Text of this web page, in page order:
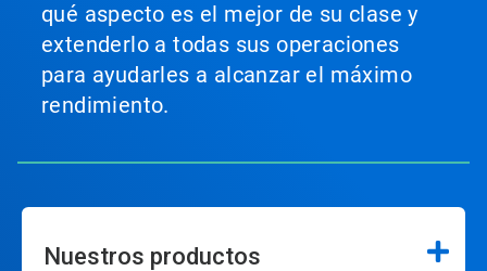
qué aspecto es el mejor de su clase y
extenderlo a todas sus operaciones
para ayudarles a alcanzar el máximo
rendimiento.
Nuestros productos